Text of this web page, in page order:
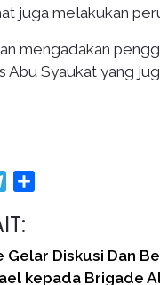
juga melakukan
mengadakan
Abu Syaukat yang
Telegram
Diskusi Dan
kepada Brigade